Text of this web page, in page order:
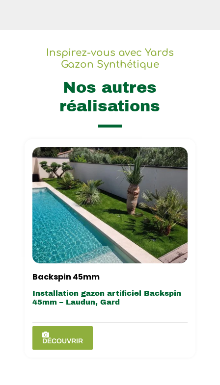
Inspirez-vous avec Yards
Gazon Synthétique
Nos autres
réalisations
Backspin 45mm
Installation gazon artificiel Backspin
45mm – Laudun, Gard
DÉCOUVRIR